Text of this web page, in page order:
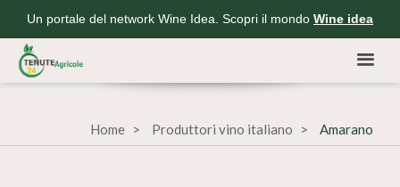
Un portale del network Wine Idea. Scopri il mondo Wine idea
Home Produttori vino italiano Amarano